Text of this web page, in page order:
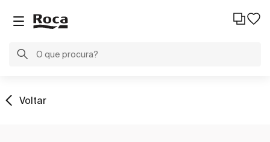
Voltar